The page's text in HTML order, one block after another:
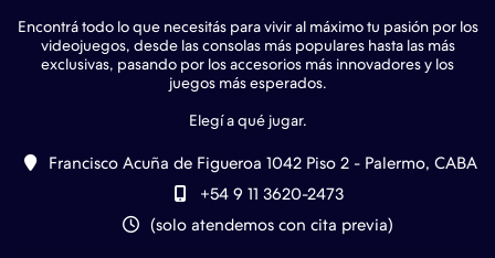
Encontrá todo lo que necesitás para vivir al máximo tu pasión por los
videojuegos, desde las consolas más populares hasta las más
exclusivas, pasando por los accesorios más innovadores y los
juegos más esperados.
Francisco Acuña de Figueroa 1042 Piso 2 - Palermo, CABA
+54 9 11 3620-2473
(solo atendemos con cita previa)